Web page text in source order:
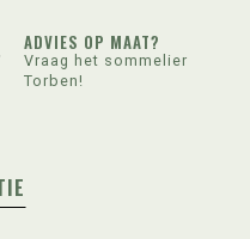
ADVIES OP MAAT?
Vraag het sommelier
Torben!